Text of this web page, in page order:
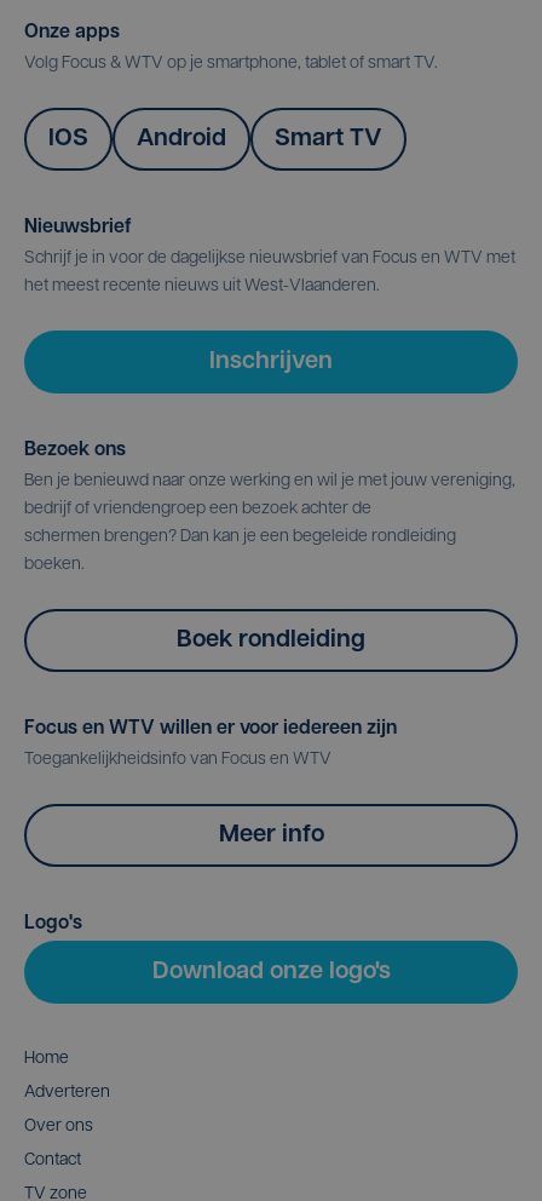
Onze apps
Volg Focus & WTV op je smartphone, tablet of smart TV.
IOS Android Smart TV
Nieuwsbrief
Schrijf je in voor de dagelijkse nieuwsbrief van Focus en WTV met
het meest recente nieuws uit West-Vlaanderen.
Inschrijven
Bezoek ons
Ben je benieuwd naar onze werking en wil je met jouw vereniging,
bedrijf of vriendengroep een bezoek achter de
schermen brengen? Dan kan je een begeleide rondleiding
boeken.
Boek rondleiding
Focus en WTV willen er voor iedereen zijn
Toegankelijkheidsinfo van Focus en WTV
Meer info
Logo's
Download onze logo's
Home
Adverteren
Over ons
Contact
TV zone